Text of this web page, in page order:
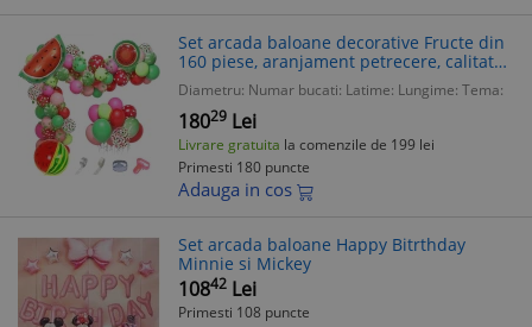
Set arcada baloane decorative Fructe din
160 piese, aranjament petrecere, calitate
latex Extra
Diametru: Numar bucati: Latime: Lungime: Tema:
18029 Lei
Livrare gratuita la comenzile de 199 lei
Primesti 180 puncte
Adauga in cos
Set arcada baloane Happy Bitrthday
Minnie si Mickey
10842 Lei
Primesti 108 puncte